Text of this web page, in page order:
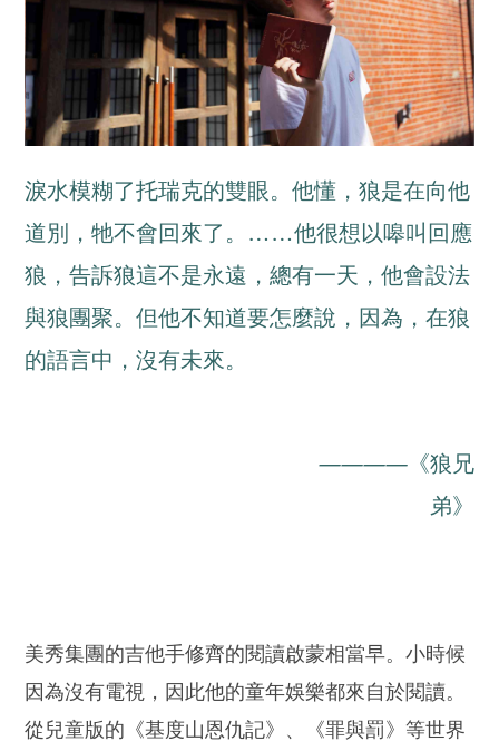
淚水模糊了托瑞克的雙眼。他懂，狼是在向他
道別，牠不會回來了。 ……他很想以嗥叫回應
狼，告訴狼這不是永遠，總有一天，他會設法
與狼團聚。但他不知道要怎麼說，因為，在狼
的語言中，沒有未來。
————《狼兄
弟》
美秀集團的吉他手修齊的閱讀啟蒙相當早。小時候
因為沒有電視，因此他的童年娛樂都來自於閱讀。
從兒童版的《基度山恩仇記》、《罪與罰》等世界